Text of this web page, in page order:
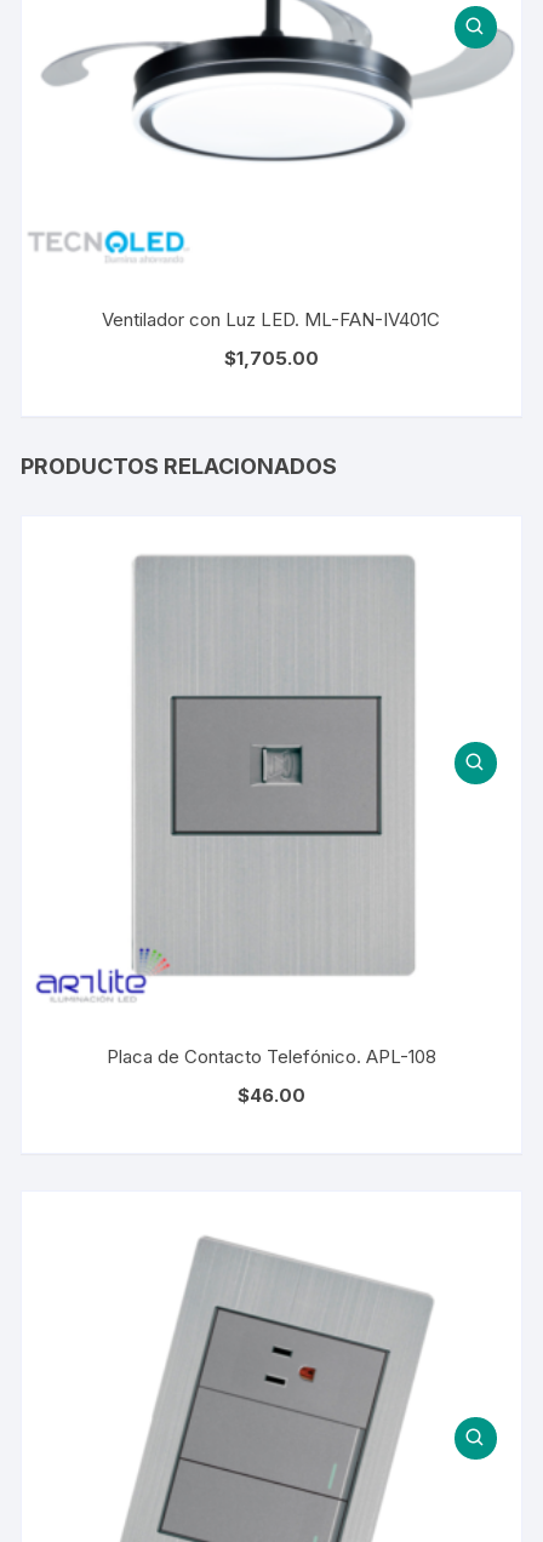
Ventilador con Luz LED. ML-FAN-IV401C
$1,705.00
PRODUCTOS RELACIONADOS
Placa de Contacto Telefónico. APL-108
$46.00